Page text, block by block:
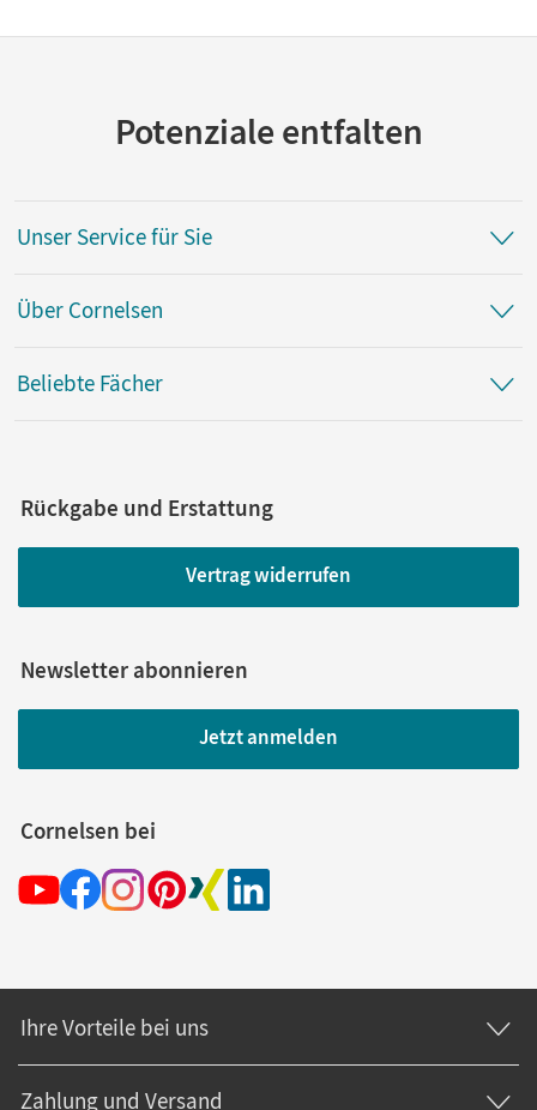
Potenziale entfalten
Unser Service für Sie
Über Cornelsen
Beliebte Fächer
Rückgabe und Erstattung
Vertrag widerrufen
Newsletter abonnieren
Jetzt anmelden
Cornelsen bei
Ihre Vorteile bei uns
Zahlung und Versand